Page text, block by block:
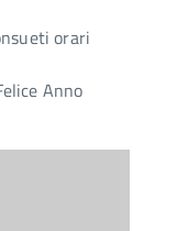
orari
Anno